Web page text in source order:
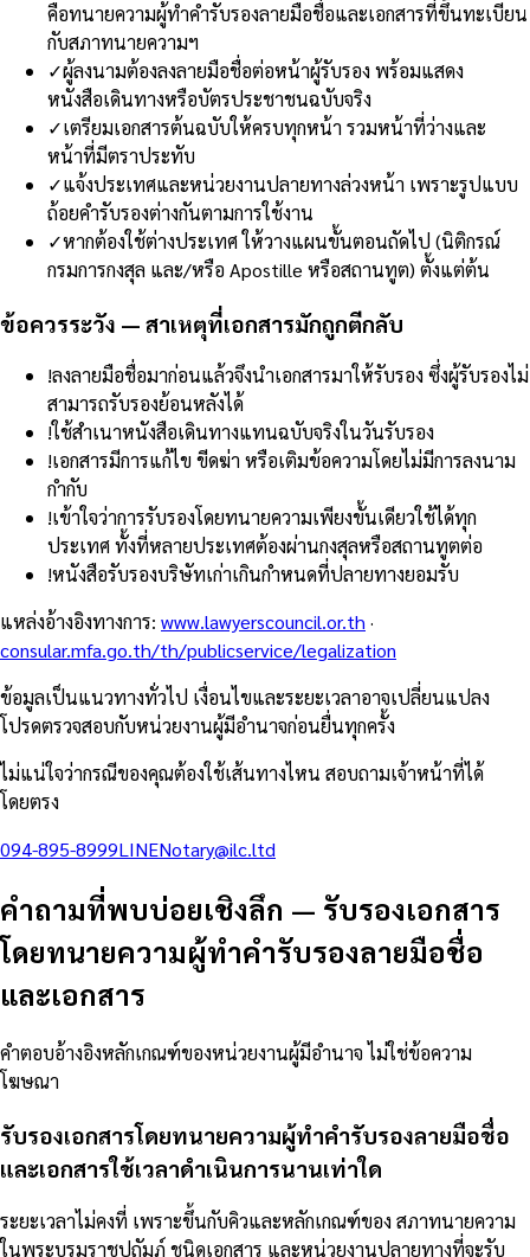
คือทนายความผู้ทำคำรับรองลายมือชื่อและเอกสารที่ขึ้นทะเบียน
กับสภาทนายความฯ
✓ผู้ลงนามต้องลงลายมือชื่อต่อหน้าผู้รับรอง พร้อมแสดง
หนังสือเดินทางหรือบัตรประชาชนฉบับจริง
✓เตรียมเอกสารต้นฉบับให้ครบทุกหน้า รวมหน้าที่ว่างและ
หน้าที่มีตราประทับ
✓แจ้งประเทศและหน่วยงานปลายทางล่วงหน้า เพราะรูปแบบ
ถ้อยคำรับรองต่างกันตามการใช้งาน
✓หากต้องใช้ต่างประเทศ ให้วางแผนขั้นตอนถัดไป (นิติกรณ์
กรมการกงสุล และ/หรือ Apostille หรือสถานทูต) ตั้งแต่ต้น
ข้อควรระวัง — สาเหตุที่เอกสารมักถูกตีกลับ
!ลงลายมือชื่อมาก่อนแล้วจึงนำเอกสารมาให้รับรอง ซึ่งผู้รับรองไม่
สามารถรับรองย้อนหลังได้
!ใช้สำเนาหนังสือเดินทางแทนฉบับจริงในวันรับรอง
!เอกสารมีการแก้ไข ขีดฆ่า หรือเติมข้อความโดยไม่มีการลงนาม
กำกับ
!เข้าใจว่าการรับรองโดยทนายความเพียงขั้นเดียวใช้ได้ทุก
ประเทศ ทั้งที่หลายประเทศต้องผ่านกงสุลหรือสถานทูตต่อ
!หนังสือรับรองบริษัทเก่าเกินกำหนดที่ปลายทางยอมรับ
แหล่งอ้างอิงทางการ: www.lawyerscouncil.or.th ·
consular.mfa.go.th/th/publicservice/legalization
ข้อมูลเป็นแนวทางทั่วไป เงื่อนไขและระยะเวลาอาจเปลี่ยนแปลง
โปรดตรวจสอบกับหน่วยงานผู้มีอำนาจก่อนยื่นทุกครั้ง
ไม่แน่ใจว่ากรณีของคุณต้องใช้เส้นทางไหน สอบถามเจ้าหน้าที่ได้
โดยตรง
094-895-8999LINENotary@ilc.ltd
คำถามที่พบบ่อยเชิงลึก — รับรองเอกสาร
โดยทนายความผู้ทำคำรับรองลายมือชื่อ
และเอกสาร
คำตอบอ้างอิงหลักเกณฑ์ของหน่วยงานผู้มีอำนาจ ไม่ใช่ข้อความ
โฆษณา
รับรองเอกสารโดยทนายความผู้ทำคำรับรองลายมือชื่อ
และเอกสารใช้เวลาดำเนินการนานเท่าใด
ระยะเวลาไม่คงที่ เพราะขึ้นกับคิวและหลักเกณฑ์ของ สภาทนายความ
ในพระบรมราชูปถัมภ์ ชนิดเอกสาร และหน่วยงานปลายทางที่จะรับ